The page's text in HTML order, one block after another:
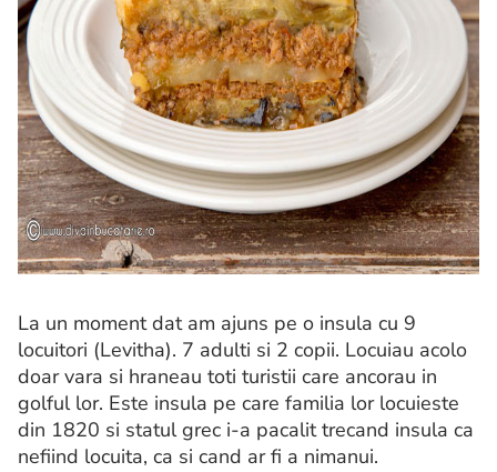
La un moment dat am ajuns pe o insula cu 9
locuitori (Levitha). 7 adulti si 2 copii. Locuiau acolo
doar vara si hraneau toti turistii care ancorau in
golful lor. Este insula pe care familia lor locuieste
din 1820 si statul grec i-a pacalit trecand insula ca
nefiind locuita, ca si cand ar fi a nimanui.